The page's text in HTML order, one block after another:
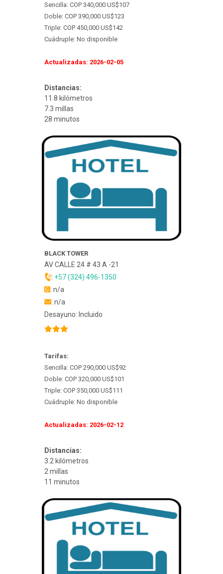
Sencilla: COP 340,000 US$107
Doble: COP 390,000 US$123
Triple: COP 450,000 US$142
Cuádruple: No disponible
Actualizadas: 2026-02-05
Distancias:
11.8 kilómetros
7.3 millas
28 minutos
BLACK TOWER
AV CALLE 24 # 43 A -21
: +57 (324) 496-1350
: n/a
: n/a
Desayuno: Incluido
Tarifas:
Sencilla: COP 290,000 US$92
Doble: COP 320,000 US$101
Triple: COP 350,000 US$111
Cuádruple: No disponible
Actualizadas: 2026-02-12
Distancias:
3.2 kilómetros
2 millas
11 minutos